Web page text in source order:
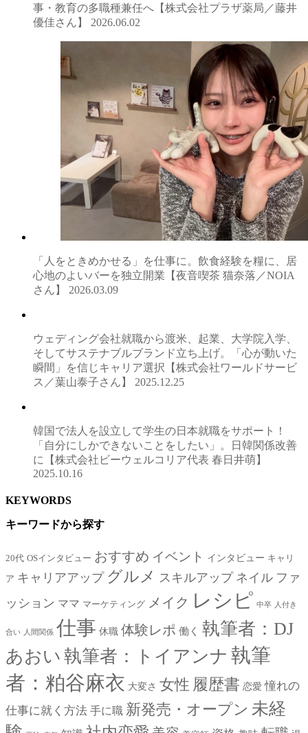
事・教育の多職種兼任へ【株式会社プラザ薬局／藤井
優佳さん】 2026.06.02
「人をときめかせる」を仕事に。飲食経験を糧に、居
心地のよいバーを独立開業【夜音喫茶 猫奈落／NOIA
さん】 2026.03.09
ウェディング会社就職から渡米、起業、大学院入学、
そしてサステナブルブランド立ち上げ。「心が動いた
瞬間」を信じキャリア選択【株式会社ワールドサービ
ス／葉山泰子さん】 2025.12.25
韓国で法人を設立して学生の日本就職をサポート！
「自分にしかできないことをしたい」。日韓関係改善
に【株式会社ビーウェルコリア代表 春日井萌】
2025.10.16
KEYWORDS
キーワードから探す
20代 OSインタビュー おすすめ イベント インタビュー キャリ
ア キャリアアップ グルメ スキルアップ ネイル ファ
ッション ママ マーケティング メイク レシピ 中卒 人付き
合い 人間関係 仕事 休職 体験レポ 働く 執筆者：DJ
あおい 執筆者：トイアンナ 執筆
者：粕谷麻衣 大変さ 女性 履歴書 恋愛 憧れの
仕事に就く方法 手に職 新発売・オープン 未経